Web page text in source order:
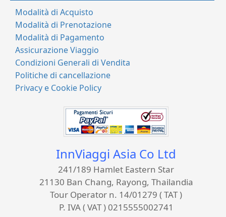
Modalità di Acquisto
Modalità di Prenotazione
Modalità di Pagamento
Assicurazione Viaggio
Condizioni Generali di Vendita
Politiche di cancellazione
Privacy e Cookie Policy
InnViaggi Asia Co Ltd
241/189 Hamlet Eastern Star
21130 Ban Chang, Rayong, Thailandia
Tour Operator n. 14/01279 ( TAT )
P. IVA ( VAT ) 0215555002741